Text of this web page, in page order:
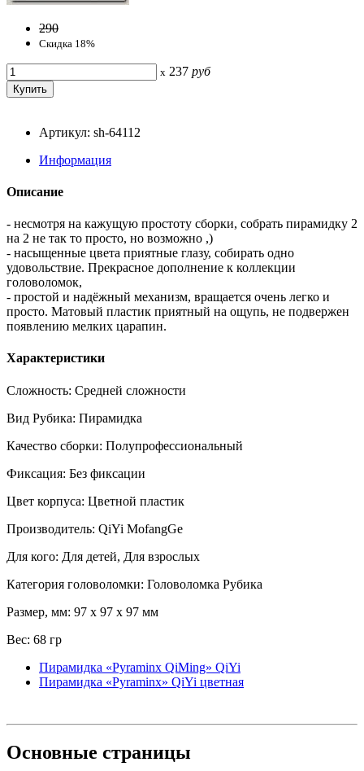
290
Скидка 18%
x 237 руб
Артикул: sh-64112
Информация
Описание
- несмотря на кажущую простоту сборки, собрать пирамидку 2
на 2 не так то просто, но возможно ,)
- насыщенные цвета приятные глазу, собирать одно
удовольствие. Прекрасное дополнение к коллекции
головоломок,
- простой и надёжный механизм, вращается очень легко и
просто. Матовый пластик приятный на ощупь, не подвержен
появлению мелких царапин.
Характеристики
Сложность: Средней сложности
Вид Рубика: Пирамидка
Качество сборки: Полупрофессиональный
Фиксация: Без фиксации
Цвет корпуса: Цветной пластик
Производитель: QiYi MofangGe
Для кого: Для детей, Для взрослых
Категория головоломки: Головоломка Рубика
Размер, мм: 97 x 97 x 97 мм
Вес: 68 гр
Пирамидка «Pyraminx QiMing» QiYi
Пирамидка «Pyraminx» QiYi цветная
Основные страницы